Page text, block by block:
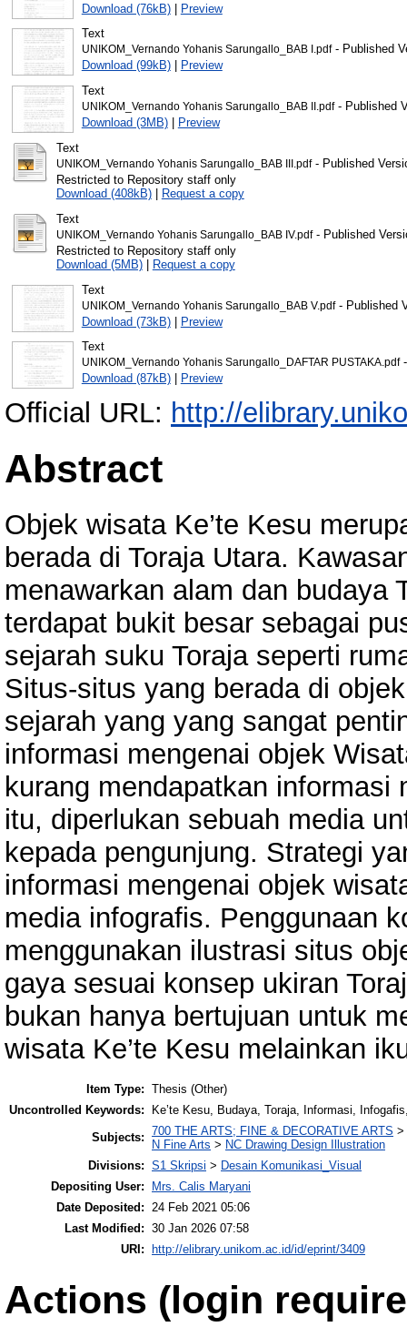
Download (76kB)| Preview
Text
UNIKOM_Vernando Yohanis Sarungallo_BAB I.pdf- Published
Download (99kB)|
Preview
Text
UNIKOM_Vernando Yohanis Sarungallo_BAB II.pdf- Published
Download (3MB)|
Preview
Text
UNIKOM_Vernando Yohanis Sarungallo_BAB III.pdf- Published
Restricted to Repository staff only
Download (408kB)|
Request a copy
Text
UNIKOM_Vernando Yohanis Sarungallo_BAB IV.pdf- Published
Restricted to Repository staff only
Download (5MB)|
Request a copy
Text
UNIKOM_Vernando Yohanis Sarungallo_BAB V.pdf- Published
Download (73kB)| Preview
Text
UNIKOM_Vernando Yohanis Sarungallo_DAFTAR PUSTAKA.pdf-
Download (87kB)| Preview
Official URL: http://
Abstract
Objek wisata Ke’te Kesu
berada di Toraja Utara.
menawarkan alam dan budaya
terdapat bukit besar sebagai
sejarah suku Toraja seperti
Situs-situs yang berada di
sejarah yang yang sangat
informasi mengenai objek
kurang mendapatkan
itu, diperlukan sebuah media
kepada pengunjung. Strategi
informasi mengenai objek
media infografis. Penggunaan
menggunakan ilustrasi situs
gaya sesuai konsep ukiran
bukan hanya bertujuan untuk
wisata Ke’te Kesu melainkan
Item Type: Thesis (Other)
Uncontrolled Keywords:
Ke’te Kesu, Budaya, Toraja, Informasi,
Subjects: 700 THE ARTS; FINE & DECORATIVE ARTS >
N Fine Arts > NC Drawing Design Illustration
Divisions: S1 Skripsi > Desain Komunikasi_Visual
Depositing User:
Mrs. Calis Maryani
Date Deposited: 24 Feb 2021 05:06
Last Modified: 30 Jan 2026 07:58
URI:
http://elibrary.unikom.ac.id/id/eprint/3409
Actions (login